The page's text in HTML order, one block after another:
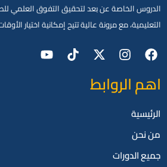
الدروس الخاصة عن بعد لتحقيق التفوق العلمي
التعليمية، مع مرونة عالية تتيح إمكانية اختيار
اهم الروابط
الرئيسية
من نحن
جميع الدورات